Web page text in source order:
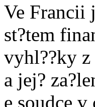
Ve Francii
st?tem
vyhl??ky z
a jej?
e soudce